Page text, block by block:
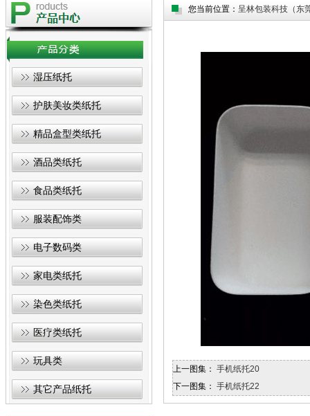
湿压纸托
护肤美妆类纸托
精品盒型类纸托
酒品类纸托
食品类纸托
服装配饰类
电子数码类
家电类纸托
染色类纸托
医疗类纸托
玩具类
其它产品纸托
您当前位置： 呈林包装科技（东
上一图集： 手机纸托20
下一图集： 手机纸托22